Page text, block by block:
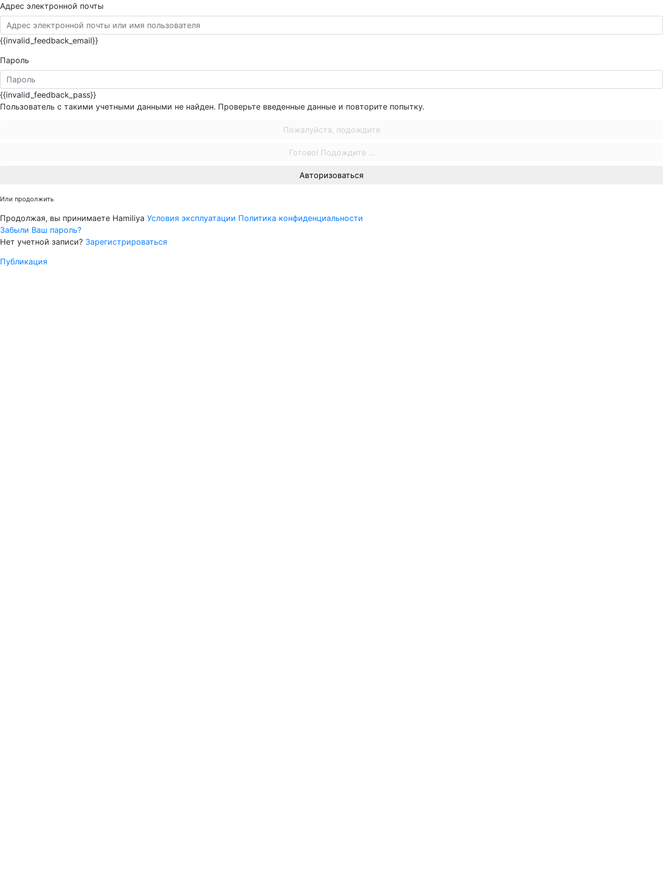
Адрес электронной почты
{{invalid_feedback_email}}
Пароль
{{invalid_feedback_pass}}
Пользователь с такими учетными данными не найден. Проверьте введенные данные и повторите попытку.
Пожалуйста, подождите
Готово! Подождите ...
Авторизоваться
Или продолжить
Продолжая, вы принимаете Hamiliya Условия эксплуатации Политика конфиденциальности
Забыли Ваш пароль?
Нет учетной записи? Зарегистрироваться
Публикация